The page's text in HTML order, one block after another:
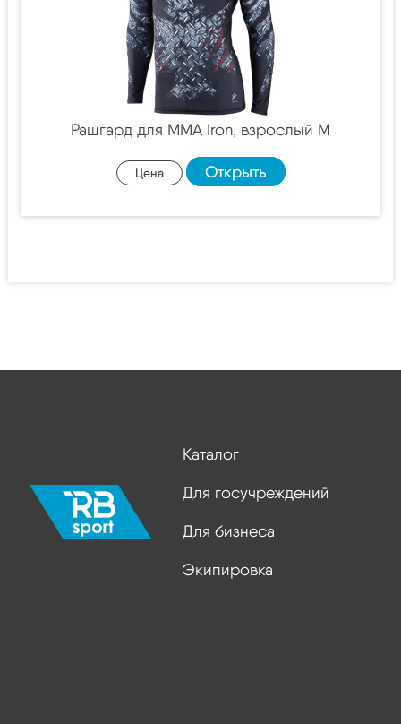
Рашгард для MMA Iron, взрослый M
Цена Открыть
Каталог
Для госучреждений
Для бизнеса
Экипировка